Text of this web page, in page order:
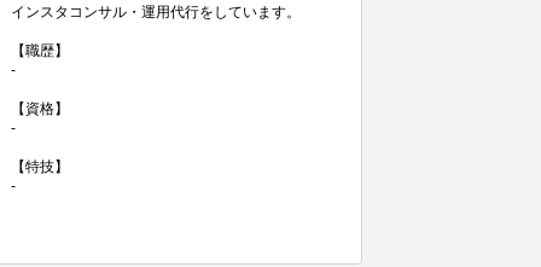
インスタコンサル・運用代行をしています。
【職歴】
-
【資格】
-
【特技】
-